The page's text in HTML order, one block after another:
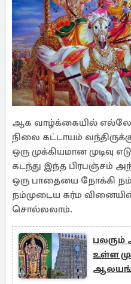
ஆக வாழ்க்கையில்
நிலை கட்டாயம்
ஒரு முக்கியமான முடிவு
கடந்து இந்த பிரபஞ்சம்
ஒரு பாதையை நோக்கி
நம்முடைய கர்ம
சொல்லலாம்.
பலரும்
உள்ள